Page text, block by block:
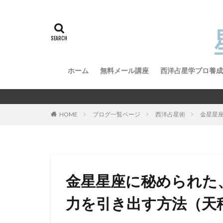
ホーム 無料メール講座 西洋占星学プロ養
西洋占星学プロ
西洋占星学プロ
HOME ブログ一覧ページ 西洋占星術 金星星
金星星座に秘められ
力を引き出す方法（天